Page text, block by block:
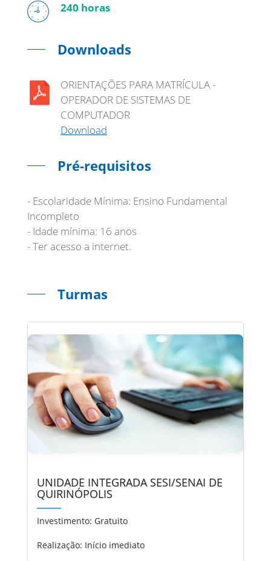
240 horas
Downloads
ORIENTAÇÕES PARA MATRÍCULA -
OPERADOR DE SISTEMAS DE
COMPUTADOR
Download
Pré-requisitos
- Escolaridade Mínima: Ensino Fundamental
Incompleto
- Idade mínima: 16 anos
- Ter acesso a internet.
Turmas
UNIDADE INTEGRADA SESI/SENAI DE
QUIRINÓPOLIS
Investimento: Gratuito
Realização: Início imediato